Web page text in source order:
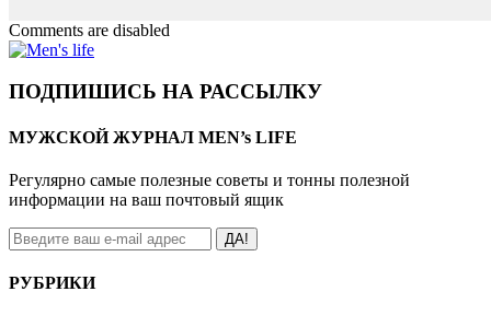
Comments are disabled
ПОДПИШИСЬ НА РАССЫЛКУ
МУЖСКОЙ ЖУРНАЛ MEN’s LIFE
Регулярно самые полезные советы и тонны полезной
информации на ваш почтовый ящик
ДА!
РУБРИКИ